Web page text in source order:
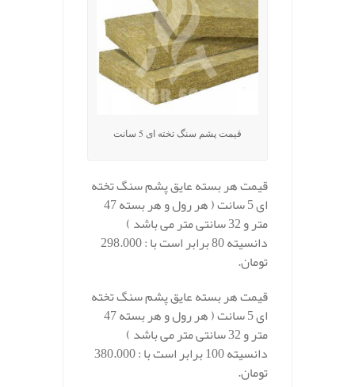
قیمت پشم سنگ تخته ای 5 سانت
قیمت هر بسته عایق پشم سنگ تخته
ای 5 سانت ( هر رول و هر بسته 47
متر و 32 سانتی متر می باشد )
دانسیته 80 برابر است با : 298.000
تومان.
قیمت هر بسته عایق پشم سنگ تخته
ای 5 سانت ( هر رول و هر بسته 47
متر و 32 سانتی متر می باشد )
دانسیته 100 برابر است با : 380.000
تومان.